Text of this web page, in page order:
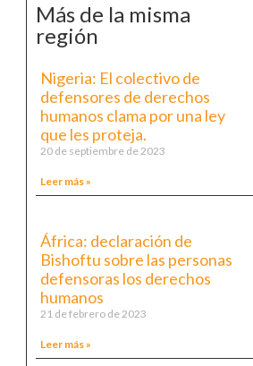
Más de la misma
región
Nigeria: El colectivo de
defensores de derechos
humanos clama por una ley
que les proteja.
20 de septiembre de 2023
Leer más »
África: declaración de
Bishoftu sobre las personas
defensoras los derechos
humanos
21 de febrero de 2023
Leer más »